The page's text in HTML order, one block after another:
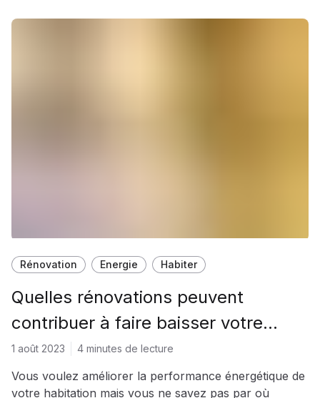
Rénovation Energie Habiter
Quelles rénovations peuvent
contribuer à faire baisser votre
facture d’énergie?
1 août 2023 4 minutes de lecture
Vous voulez améliorer la performance énergétique de
votre habitation mais vous ne savez pas par où